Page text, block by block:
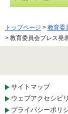
トップページ > 教育委
> 教育委員会プレス発
サイトマップ
ウェブアクセシビ
プライバシーポリ